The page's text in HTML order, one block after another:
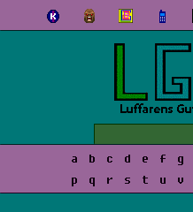
a b c d e f g
p
q r s t u v